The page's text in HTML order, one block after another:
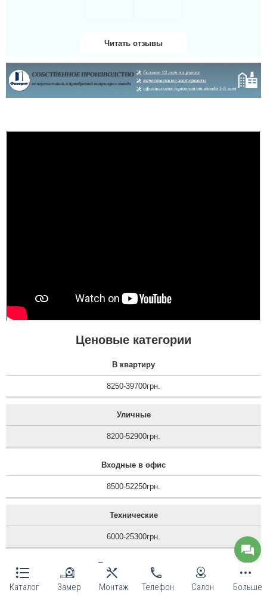
Каталог Замер Монтаж Телефон Салон Больше
Купували у 2024 році 2
без протягів. Ремонт
закінчився в літку 2025.
замовляти перевізником,
телефонному режимі
підкаже що робити як
Читать отзывы
Ценовые категории
В квартиру
8250-39700грн.
Уличные
8200-52900грн.
Входные в офис
8500-52250грн.
Технические
6000-25300грн.
Противопожарные
12100-14400грн.